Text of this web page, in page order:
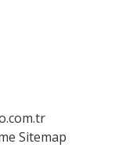
Sitemap